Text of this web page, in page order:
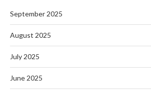
September 2025
August 2025
July 2025
June 2025